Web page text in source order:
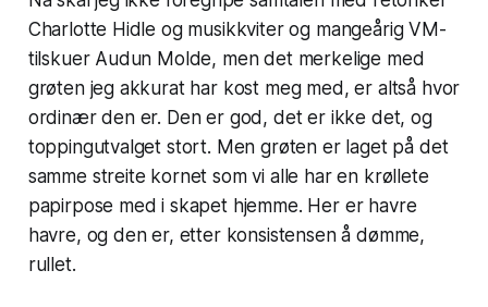
Charlotte Hidle og musikkviter og mangeårig VM-
tilskuer Audun Molde, men det merkelige med
grøten jeg akkurat har kost meg med, er altså hvor
ordinær den er. Den er god, det er ikke det, og
toppingutvalget stort. Men grøten er laget på det
samme streite kornet som vi alle har en krøllete
papirpose med i skapet hjemme. Her er havre
havre, og den er, etter konsistensen å dømme,
rullet.